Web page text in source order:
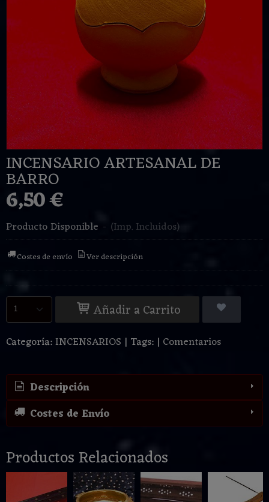
INCENSARIO ARTESANAL DE
BARRO
6,50 €
Producto Disponible - (Imp. Incluidos)
Costes de envío Ver descripción
Añadir a Carrito
Categoría:INCENSARIOS | Tags: | Comentarios
Descripción
Costes de Envío
Productos Relacionados